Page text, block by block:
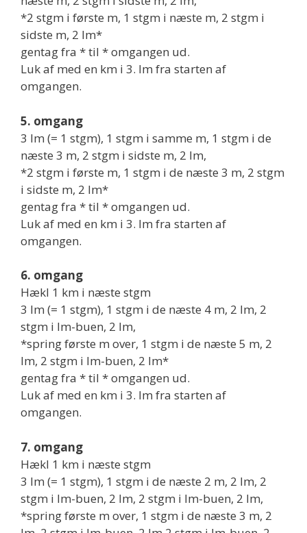
*2 stgm i første m, 1 stgm i næste m, 2 stgm i
sidste m, 2 lm*
gentag fra * til * omgangen ud.
Luk af med en km i 3. lm fra starten af
omgangen.
5. omgang
3 lm (= 1 stgm), 1 stgm i samme m, 1 stgm i de
næste 3 m, 2 stgm i sidste m, 2 lm,
*2 stgm i første m, 1 stgm i de næste 3 m, 2 stgm
i sidste m, 2 lm*
gentag fra * til * omgangen ud.
Luk af med en km i 3. lm fra starten af
omgangen.
6. omgang
Hækl 1 km i næste stgm
3 lm (= 1 stgm), 1 stgm i de næste 4 m, 2 lm, 2
stgm i lm-buen, 2 lm,
*spring første m over, 1 stgm i de næste 5 m, 2
lm, 2 stgm i lm-buen, 2 lm*
gentag fra * til * omgangen ud.
Luk af med en km i 3. lm fra starten af
omgangen.
7. omgang
Hækl 1 km i næste stgm
3 lm (= 1 stgm), 1 stgm i de næste 2 m, 2 lm, 2
stgm i lm-buen, 2 lm, 2 stgm i lm-buen, 2 lm,
*spring første m over, 1 stgm i de næste 3 m, 2